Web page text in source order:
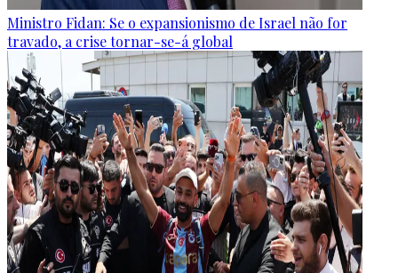
Ministro Fidan: Se o expansionismo de Israel não for
travado, a crise tornar-se-á global